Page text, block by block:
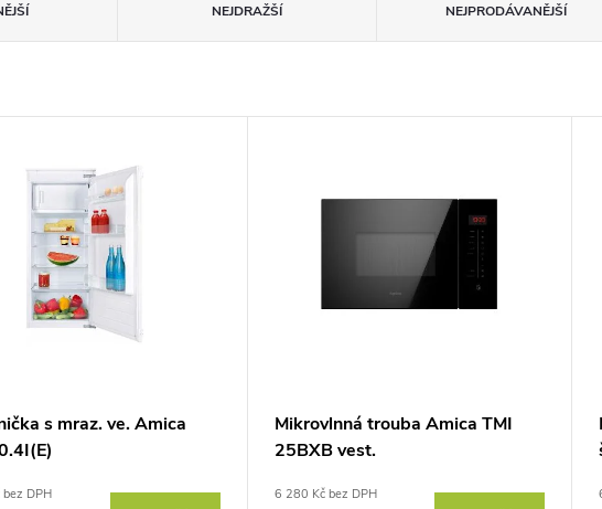
NEJDRAŽŠÍ NEJPRODÁVANĚJŠÍ
s mraz. ve. Amica
DPH
Mikrovlnná trouba Amica TMI
25BXB vest.
6 280 Kč bez DPH